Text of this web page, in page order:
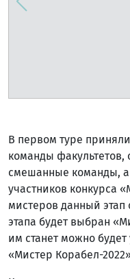
В первом туре
команды факультетов,
смешанные команды, а
участников конкурса
мистеров данный этап
этапа будет выбран
им станет можно
«Мистер Корабел-